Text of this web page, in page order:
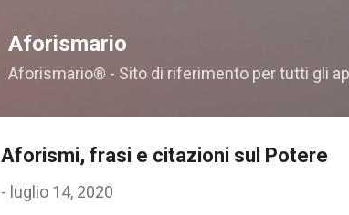
Aforismario
Aforismario® - Sito di riferimento per tutti gli
Aforismi, frasi e citazioni sul Potere
- luglio 14, 2020